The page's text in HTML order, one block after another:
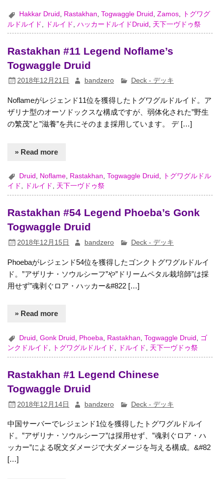
Hakkar Druid , Rastakhan,Togwaggle Druid ,Zamos,
トグワグ
ルドルイド
ドルイド ,ハッカードルイドDruid 天下一ヴドゥ祭
Rastakhan #11 Legend Noflame’s
Togwaggle Druid
2018年12月21日 bandzero Deck - デッキ
Noflameがレジェンド11位を獲得したトグワグルドルイド。ア
ザリナ型のオーソドックスな構成ですが、弱体化された”野生
の繁茂”と”滋養”を共にそのまま採用しています。 デ […]
» Read more
Druid Noflame Rastakhan ,Togwaggle Druid
トグワグルドル
イド , ドルイド , 天下一ヴドゥ祭
Rastakhan #54 Legend Phoeba’s Gonk
Togwaggle Druid
2018年12月15日 bandzero Deck - デッキ
Phoebaがレジェンド54位を獲得したゴンクトグワグルドルイ
ド。”アザリナ・ソウルシーフ”や”ドリームペタル栽培師”は採
用せず”魂剥ぐロア・ハッカー&#822 […]
» Read more
Druid ,Gonk Druid Phoeba Rastakhan ,Togwaggle Druid
ゴ
ンクドルイド , トグワグルドルイド , ドルイド , 天下一ヴドゥ祭
Rastakhan #1 Legend Chinese
Togwaggle Druid
2018年12月14日 bandzero Deck - デッキ
中国サーバーでレジェンド1位を獲得したトグワグルドルイ
ド。”アザリナ・ソウルシーフ”は採用せず、”魂剥ぐロア・ハ
ッカー”による呪文ダメージで大ダメージを与える構成。&#82
[…]